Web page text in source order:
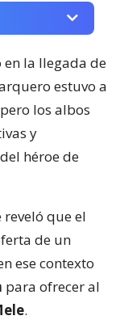
la llegada de
estuvo a
los albos
y
héroe de
reveló que el
de un
ese contexto
para ofrecer al
.